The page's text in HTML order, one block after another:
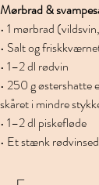
Mørbrad &
• 1 mørbrad
• Salt og
• 1–2 dl rødvin
• 250 g østershatte
skåret i mindre
• 1–2 dl piskefløde
• Et stænk